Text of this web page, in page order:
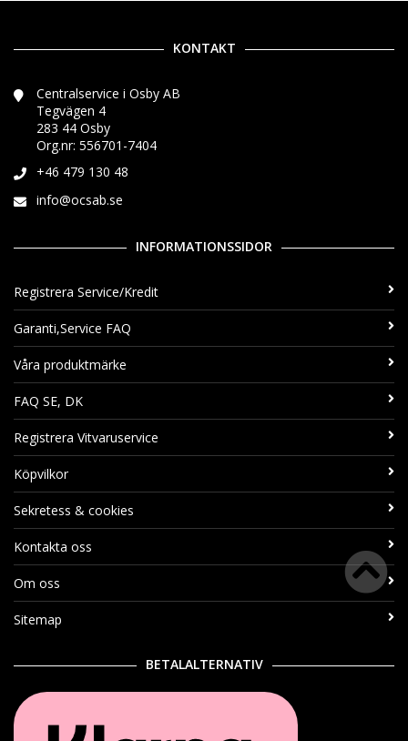
KONTAKT
Centralservice i Osby AB
Tegvägen 4
283 44 Osby
Org.nr: 556701-7404
+46 479 130 48
info@ocsab.se
INFORMATIONSSIDOR
Registrera Service/Kredit
Garanti,Service FAQ
Våra produktmärke
FAQ SE, DK
Registrera Vitvaruservice
Köpvilkor
Sekretess & cookies
Kontakta oss
Om oss
Sitemap
BETALALTERNATIV